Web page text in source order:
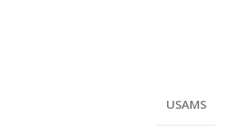
USAMS